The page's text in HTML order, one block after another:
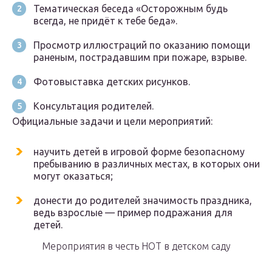
Тематическая беседа «Осторожным будь
всегда, не придёт к тебе беда».
Просмотр иллюстраций по оказанию помощи
раненым, пострадавшим при пожаре, взрыве.
Фотовыставка детских рисунков.
Консультация родителей.
Официальные задачи и цели мероприятий:
научить детей в игровой форме безопасному
пребыванию в различных местах, в которых они
могут оказаться;
донести до родителей значимость праздника,
ведь взрослые — пример подражания для
детей.
Мероприятия в честь НОТ в детском саду